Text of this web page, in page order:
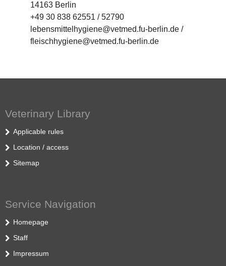
14163 Berlin
+49 30 838 62551 / 52790
lebensmittelhygiene@vetmed.fu-berlin.de /
fleischhygiene@vetmed.fu-berlin.de
Veterinary Library
Applicable rules
Location / access
Sitemap
Service Navigation
Homepage
Staff
Impressum